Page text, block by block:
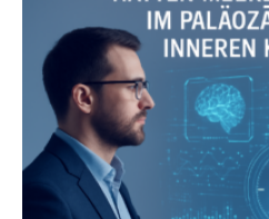
Stoffkreislauf im Ozean
mit dem Titel „Iron’s Irony“
& Environment erschienen.
Forschungsergebnisse
neu, um zu erklären, wie
Systemen freigesetzt wird,
transportiert werden kann.